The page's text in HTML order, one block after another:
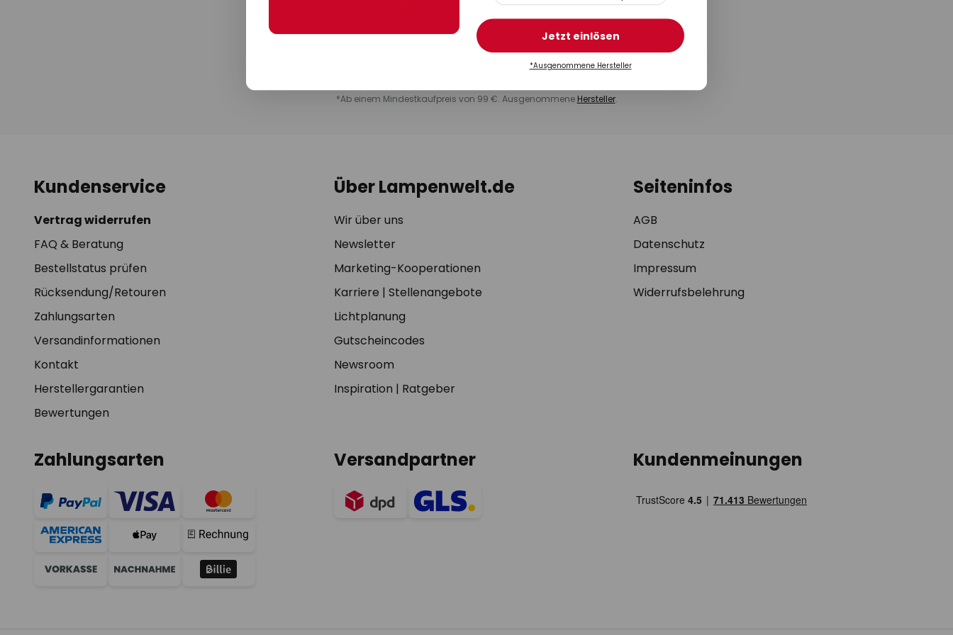
und Leuchten, Ventilatoren, Solaranlagen und Smart Home Produkte, Rabatt-Gutscheine, Produktpreis-
Reduzierungen oder Aktionspakete, Produktempfehlungen und -vorstellungen sowie Inhalte von möglichen
Kooperationspartnern und Umfragen sowie Anfragen für Kaufbewertungen und Weiterempfehlungen. Eine
Abmeldung ist jederzeit möglich über den Abmeldelink, den Sie in jedem Newsletter finden oder über unser
. Weitere Informationen erhalten Sie in derDatenschutzerklärung
*Ab einem Mindestkaufpreis von 99 €. Ausgenommene Hersteller.
Kundenservice
Vertrag widerrufen
FAQ & Beratung
Bestellstatus prüfen
Rücksendung/Retouren
Zahlungsarten
Versandinformationen
Kontakt
Herstellergarantien
Bewertungen
Über Lampenwelt.de
Wir über uns
Newsletter
Marketing-Kooperationen
Karriere | Stellenangebote
Lichtplanung
Gutscheincodes
Newsroom
Inspiration | Ratgeber
Seiteninfos
AGB
Datenschutz
Impressum
Widerrufsbelehrung
Zahlungsarten Versandpartner Kundenmeinungen
Jetzt einlösen
*Ausgenommene Hersteller